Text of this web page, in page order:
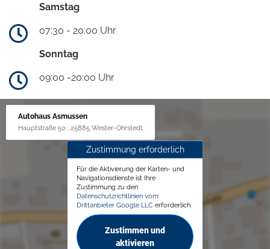
Samstag
07:30 - 20:00 Uhr
Sonntag
09:00 -20:00 Uhr
Autohaus Asmussen
Hauptstraße 50 , 25885 Wester-Ohrstedt
Zustimmung erforderlich
Für die Aktivierung der Karten- und
Navigationsdienste ist Ihre
Zustimmung zu den
Datenschutzrichtlinien vom
Drittanbieter Google LLC erforderlich.
Zustimmen und
aktivieren